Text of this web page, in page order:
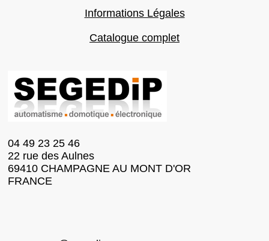
Informations Légales
Catalogue complet
04 49 23 25 46
22 rue des Aulnes
69410 CHAMPAGNE AU MONT D'OR
FRANCE